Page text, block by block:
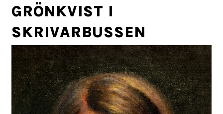
GRÖNKVIST I
SKRIVARBUSSEN